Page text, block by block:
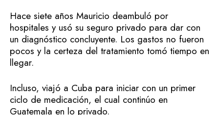
Hace siete años Mauricio deambuló por
hospitales y usó su seguro privado para dar con
un diagnóstico concluyente. Los gastos no fueron
pocos y la certeza del tratamiento tomó tiempo en
llegar.
Incluso, viajó a Cuba para iniciar con un primer
ciclo de medicación, el cual continúo en
Guatemala en lo privado.